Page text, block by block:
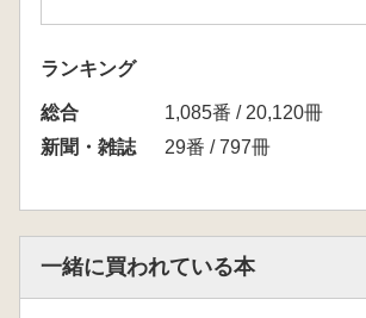
ランキング
総合
1,085番 / 20,120冊
新聞・雑誌
29番 / 797冊
一緒に買われている本